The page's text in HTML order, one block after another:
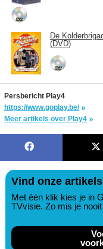
De
(DVD)
Persbericht Play4
https://www.goplay.be/
Meer artikels over Play4
Vind onze
Met één klik kies je in
TVvisie. Zo mis je